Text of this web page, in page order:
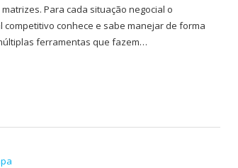
Para cada situação negocial o
competitivo conhece e sabe manejar de forma
ferramentas que fazem…